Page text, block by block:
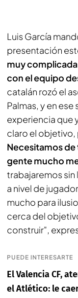
Luis García
presentación
muy
con el equipo
catalán rozó el
Palmas, y en
experiencia que
claro el objetivo,
Necesitamos
gente mucho
trabajaremos sin
a nivel de
mucho para
cerca del
construir",
PUEDE INTERESARTE
El Valencia CF,
el Atlético: le